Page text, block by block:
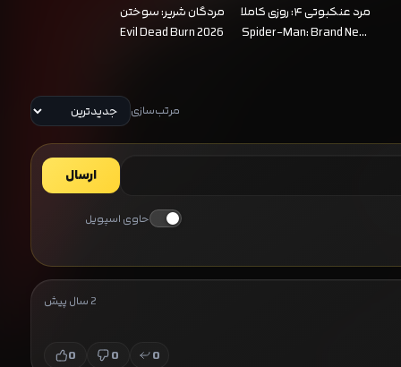
مرد عنکبوتی ۴: روزی کاملا
تازه
Spider-Man: Brand New
مردگان شریر: سوختن
Evil Dead Burn 2026
مرتب‌سازی
ارسال
حاوی اسپویل
2 سال پیش
0 0 0